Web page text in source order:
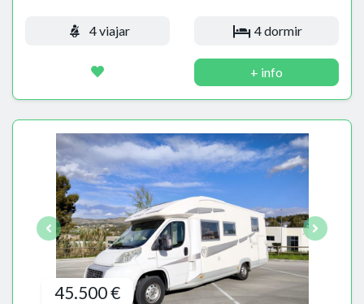
4 viajar 4 dormir
+ info
45.500 €